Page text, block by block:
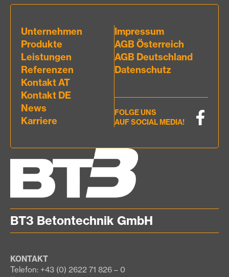
BT3 Betontechnik GmbH
KONTAKT
Telefon: +43 (0) 2622 71 826 – 0
Unternehmen
Produkte
Leistungen
Referenzen
Kontakt AT
Kontakt DE
News
Karriere
Impressum
AGB Österreich
AGB Deutschland
Datenschutz
FOLGE UNS
AUF SOCIAL MEDIA!